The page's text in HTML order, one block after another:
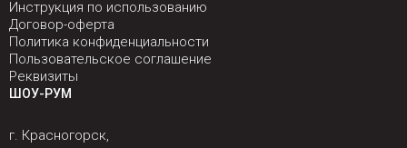
Инструкция по использованию
Договор-оферта
Политика конфиденциальности
Пользовательское соглашение
Реквизиты
ШОУ-РУМ
г. Красногорск,